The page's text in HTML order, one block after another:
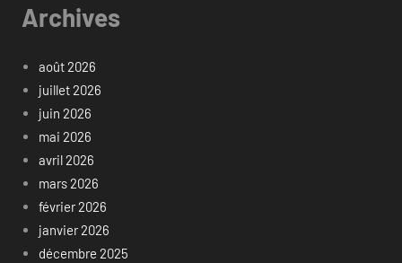
Archives
août 2026
juillet 2026
juin 2026
mai 2026
avril 2026
mars 2026
février 2026
janvier 2026
décembre 2025